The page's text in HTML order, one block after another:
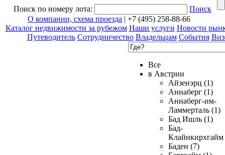
Поиск по номеру лота:
Поиск
О компании, схема проезда | +7 (495) 258-88-66
Каталог недвижимости за рубежом Наши услуги Новости
Путеводитель Сотрудничество Владельцам События
Все
в Австрии
Айзенэрц (1)
Аннаберг (1)
Аннаберг-им-
Ламмерталь (1)
Бад Ишль (1)
Бад-
Клайнкирхгайм
Баден (7)